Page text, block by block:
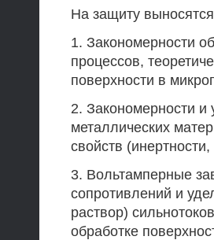
На защиту
1. Закономерности
процессов,
поверхности в
2. Закономерности
металлических
свойств
3. Вольтамперные
сопротивлений и
раствор)
обработке